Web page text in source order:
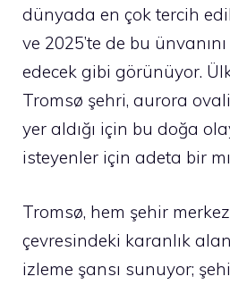
dünyada en çok tercih
ve 2025’te de bu
edecek gibi görünüyor.
Tromsø şehri, aurora
yer aldığı için bu doğa
isteyenler için adeta bir
Tromsø, hem şehir
çevresindeki karanlık
izleme şansı sunuyor;